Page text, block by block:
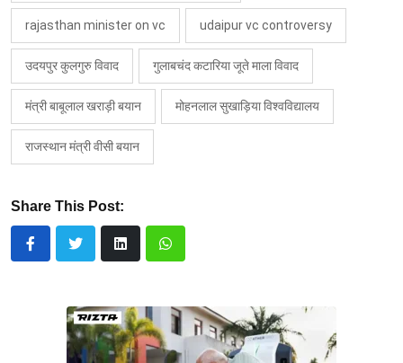
rajasthan minister on vc udaipur vc controversy
उदयपुर कुलगुरु विवाद गुलाबचंद कटारिया जूते माला विवाद
मंत्री बाबूलाल खराड़ी बयान मोहनलाल सुखाड़िया विश्वविद्यालय
राजस्थान मंत्री वीसी बयान
Share This Post: